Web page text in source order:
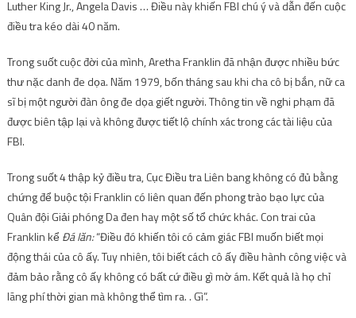
Luther King Jr., Angela Davis … Điều này khiến FBI chú ý và dẫn đến cuộc
điều tra kéo dài 40 năm.
Trong suốt cuộc đời của mình, Aretha Franklin đã nhận được nhiều bức
thư nặc danh đe dọa. Năm 1979, bốn tháng sau khi cha cô bị bắn, nữ ca
sĩ bị một người đàn ông đe dọa giết người. Thông tin về nghi phạm đã
được biên tập lại và không được tiết lộ chính xác trong các tài liệu của
FBI.
Trong suốt 4 thập kỷ điều tra, Cục Điều tra Liên bang không có đủ bằng
chứng để buộc tội Franklin có liên quan đến phong trào bạo lực của
Quân đội Giải phóng Da đen hay một số tổ chức khác. Con trai của
Franklin kểĐá lăn:“Điều đó khiến tôi có cảm giác FBI muốn biết mọi
động thái của cô ấy. Tuy nhiên, tôi biết cách cô ấy điều hành công việc và
đảm bảo rằng cô ấy không có bất cứ điều gì mờ ám. Kết quả là họ chỉ
lãng phí thời gian mà không thể tìm ra. . Gì”.